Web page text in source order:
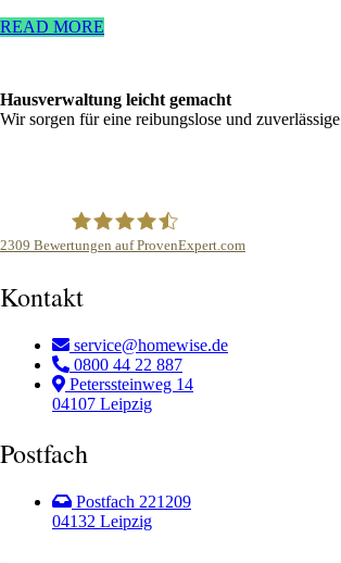
READ MORE
Hausverwaltung leicht gemacht
Wir sorgen für eine reibungslose und
2309 Bewertungen auf ProvenExpert.com
Kontakt
service@homewise.de
0800 44 22 887
Peterssteinweg 14
04107 Leipzig
Postfach
Postfach 221209
04132 Leipzig